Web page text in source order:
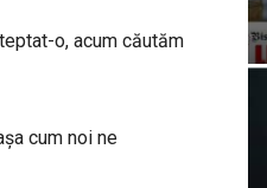
o, acum căutăm
cum noi ne